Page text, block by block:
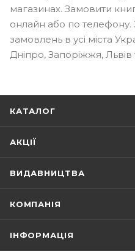
магазинах. Замовити
онлайн або по
замовлень в усі міста
Дніпро, Запоріжжя, Львів
КАТАЛОГ
АКЦІЇ
ВИДАВНИЦТВА
КОМПАНІЯ
ІНФОРМАЦІЯ